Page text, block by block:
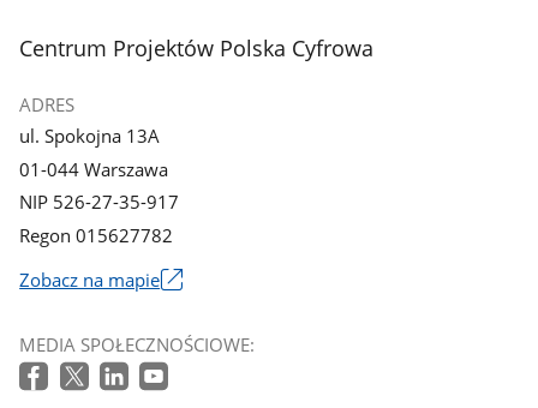
stopka
Centrum Projektów Polska Cyfrowa
ADRES
ul. Spokojna 13A
01-044 Warszawa
NIP 526-27-35-917
Regon 015627782
Zobacz na mapie
się
w
MEDIA SPOŁECZNOŚCIOWE: